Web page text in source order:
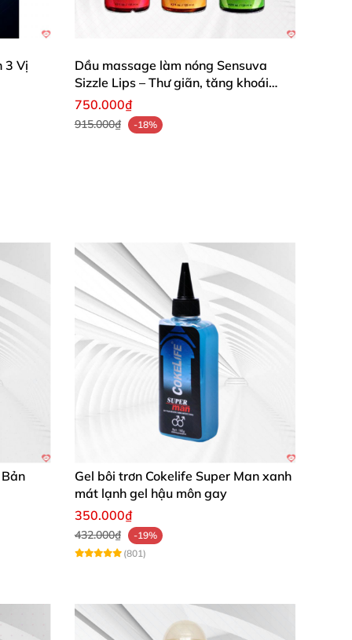
3 Vị
Dầu massage làm nóng Sensuva
Sizzle Lips – Thư giãn, tăng khoái
cảm tình dục
750.000₫
915.000₫ -18%
Gel bôi trơn Cokelife Super Man xanh
mát lạnh gel hậu môn gay
350.000₫
432.000₫
-19%
(801)